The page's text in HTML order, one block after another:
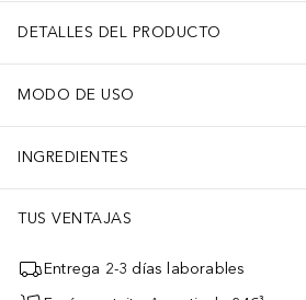
DETALLES DEL PRODUCTO
MODO DE USO
INGREDIENTES
TUS VENTAJAS
Entrega 2-3 días laborables